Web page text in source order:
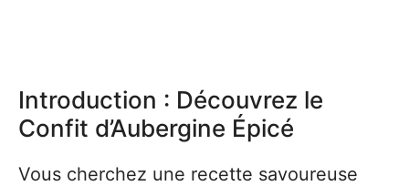
Introduction : Découvrez le
Confit d’Aubergine Épicé
Vous cherchez une recette savoureuse